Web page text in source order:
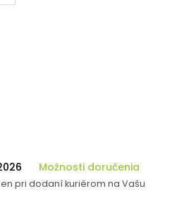
Možnosti doručenia
pri dodaní kuriérom na Vašu